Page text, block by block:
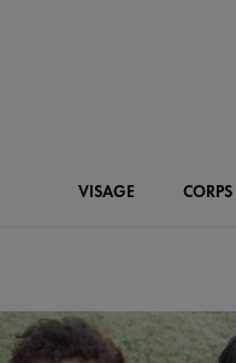
VISAGE CORPS